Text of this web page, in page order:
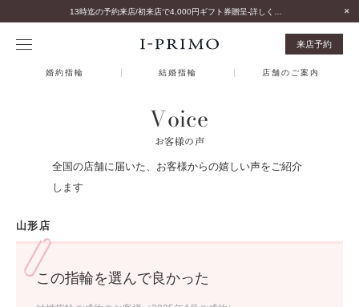
来店予約
婚約指輪 結婚指輪 店舗のご案内
Voice
お客様の声
全国の店舗に届いた、お客様からの嬉しい声をご紹介
します
山形店
この指輪を選んで良かった